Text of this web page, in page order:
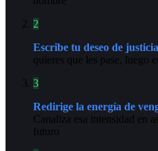
2
Escribe tu deseo de justicia
quieres que les pase, luego
3
Redirige la energía de
Canaliza esa intensidad en
futuro